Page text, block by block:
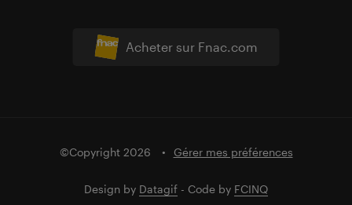
Acheter sur Fnac.com
©Copyright 2026 Gérer mes préférences
Design by Datagif - Code by FCINQ